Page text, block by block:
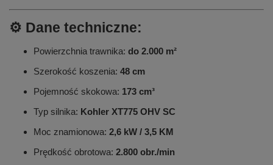
⚙️ Dane techniczne:
Powierzchnia trawnika: do 2.000 m²
Szerokość koszenia: 48 cm
Pojemność skokowa: 173 cm³
Typ silnika: Kohler XT775 OHV SC
Moc znamionowa: 2,6 kW / 3,5 KM
Prędkość obrotowa: 2.800 obr./min